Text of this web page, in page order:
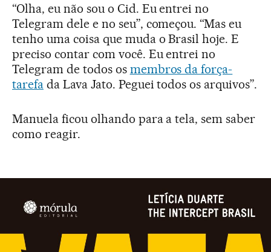
“Olha, eu não sou o Cid. Eu entrei no
Telegram dele e no seu”, começou. “Mas eu
tenho uma coisa que muda o Brasil hoje. E
preciso contar com você. Eu entrei no
Telegram de todos os membros da força-
tarefada Lava Jato. Peguei todos os arquivos”.
Manuela ficou olhando para a tela, sem saber
como reagir.